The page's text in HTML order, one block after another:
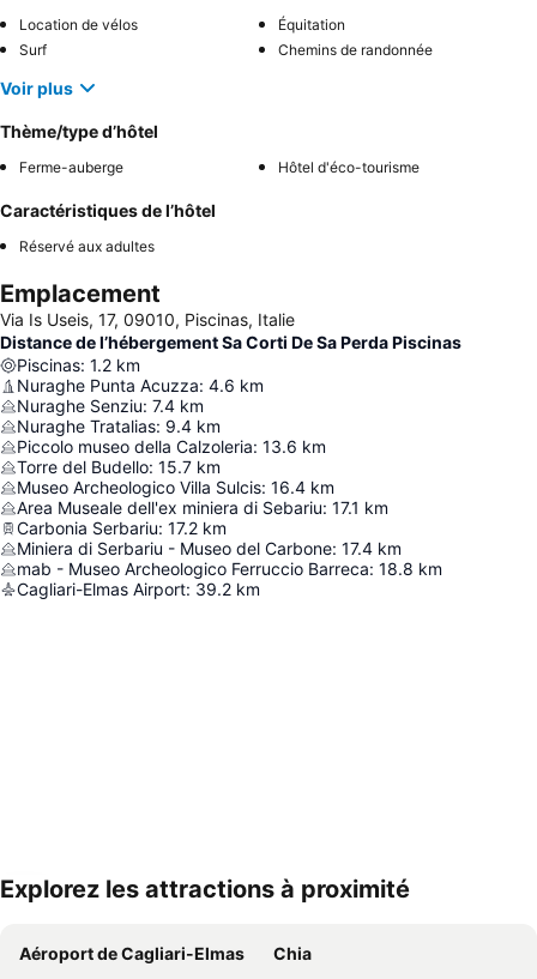
Location de vélos
Équitation
Surf
Chemins de randonnée
Voir plus
Thème/type d’hôtel
Ferme-auberge Hôtel d'éco-tourisme
Caractéristiques de l’hôtel
Réservé aux adultes
Emplacement
Via Is Useis, 17, 09010, Piscinas, Italie
Distance de l’hébergement Sa Corti De Sa Perda Piscinas
Piscinas: 1.2 km
Nuraghe Punta Acuzza: 4.6 km
Nuraghe Senziu: 7.4 km
Nuraghe Tratalias: 9.4 km
Piccolo museo della Calzoleria: 13.6 km
Torre del Budello: 15.7 km
Museo Archeologico Villa Sulcis: 16.4 km
Area Museale dell'ex miniera di Sebariu: 17.1 km
Carbonia Serbariu: 17.2 km
Miniera di Serbariu - Museo del Carbone: 17.4 km
mab - Museo Archeologico Ferruccio Barreca: 18.8 km
Cagliari-Elmas Airport: 39.2 km
Explorez les attractions à proximité
Aéroport de Cagliari-Elmas
Chia